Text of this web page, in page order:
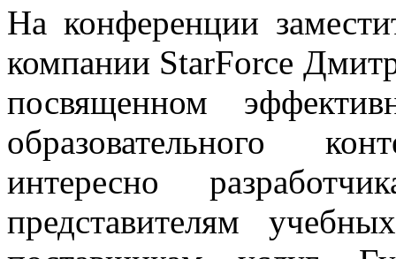
На конференции
компании StarForce
посвященном
образовательного
интересно
представителям